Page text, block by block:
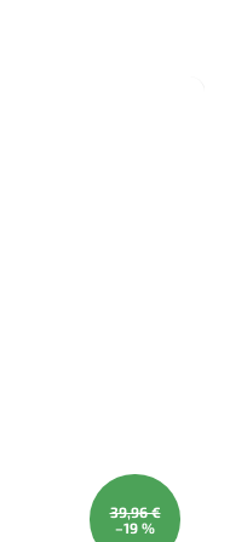
39,96 €
–19 %